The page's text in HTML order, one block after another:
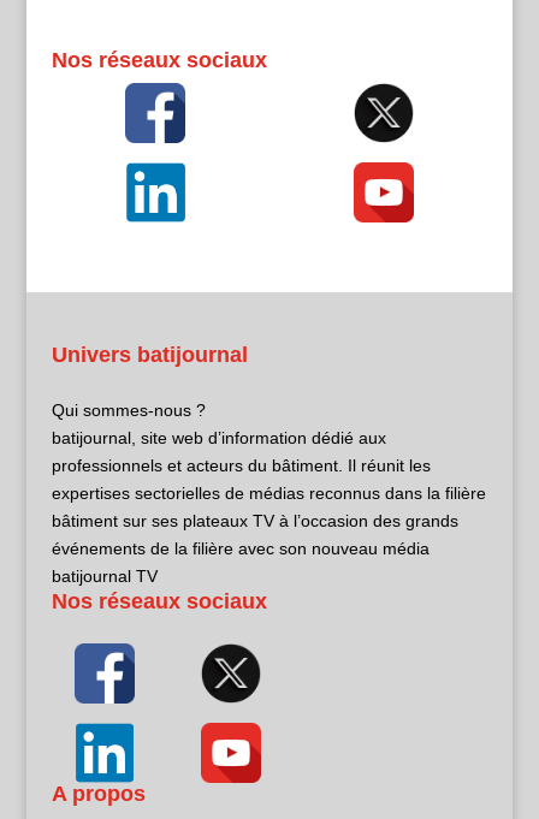
Nos réseaux sociaux
Univers batijournal
Qui sommes-nous ?
batijournal, site web d’information dédié aux
professionnels et acteurs du bâtiment. Il réunit les
expertises sectorielles de médias reconnus dans la filière
bâtiment sur ses plateaux TV à l’occasion des grands
événements de la filière avec son nouveau média
batijournal TV
Nos réseaux sociaux
A propos